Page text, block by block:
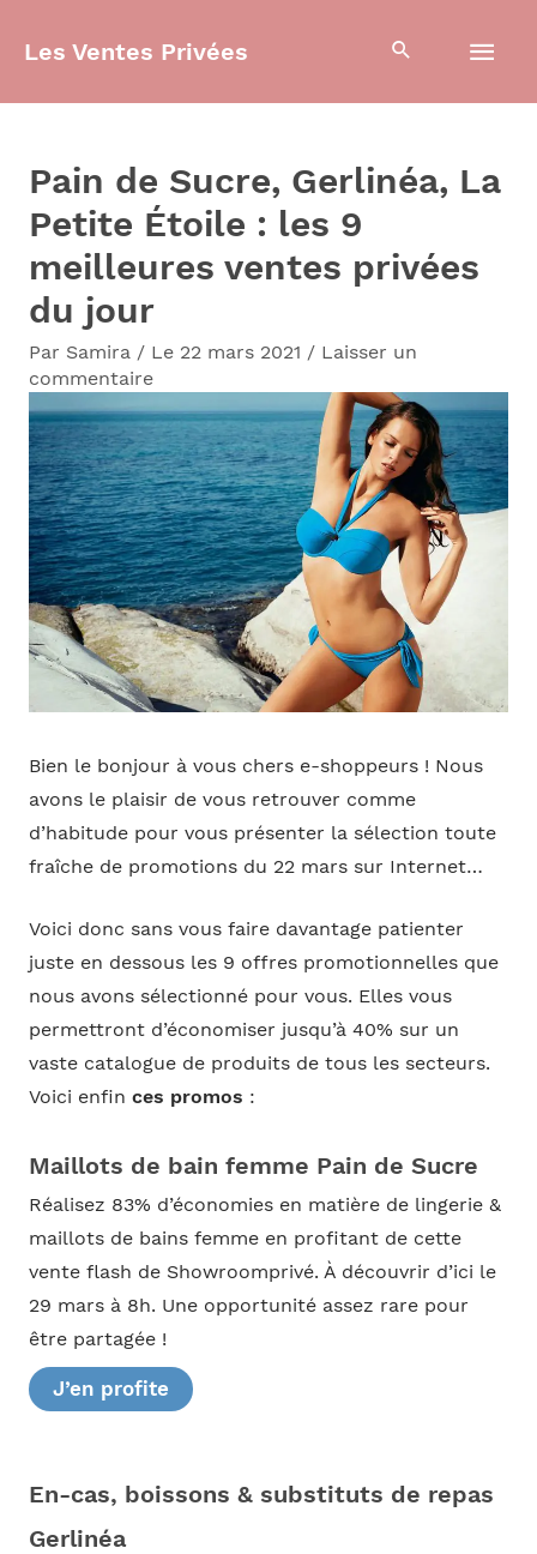
Les Ventes Privées
Pain de Sucre, Gerlinéa, La
Petite Étoile : les 9
meilleures ventes privées
du jour
Par Samira / Le 22 mars 2021 / Laisser un
commentaire
Bien le bonjour à vous chers e-shoppeurs ! Nous
avons le plaisir de vous retrouver comme
d’habitude pour vous présenter la sélection toute
fraîche de promotions du 22 mars sur Internet…
Voici donc sans vous faire davantage patienter
juste en dessous les 9 offres promotionnelles que
nous avons sélectionné pour vous. Elles vous
permettront d’économiser jusqu’à 40% sur un
vaste catalogue de produits de tous les secteurs.
Voici enfin ces promos :
Maillots de bain femme Pain de Sucre
Réalisez 83% d’économies en matière de lingerie &
maillots de bains femme en profitant de cette
vente flash de Showroomprivé. À découvrir d’ici le
29 mars à 8h. Une opportunité assez rare pour
être partagée !
J’en profite
En-cas, boissons & substituts de repas
Gerlinéa